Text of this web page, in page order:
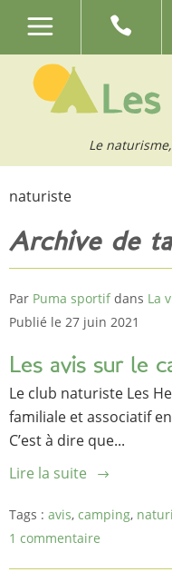
Le
naturiste
Archive de
Par Puma sportif dans La
Publié le 27 juin 2021
Les avis sur le
Le club naturiste Les
familiale et associatif
C’est à dire que...
Lire la suite
Tags : avis, camping,
1 commentaire